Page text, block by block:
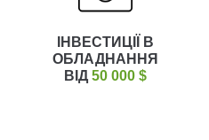
ІНВЕСТИЦІЇ В
ОБЛАДНАННЯ
ВІД 50 000 $